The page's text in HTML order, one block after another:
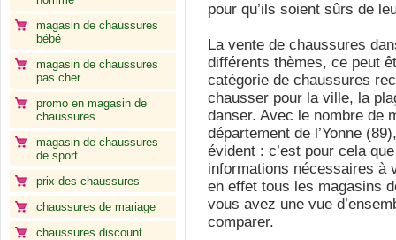
magasin de chaussures
bébé
magasin de chaussures
pas cher
promo en magasin de
chaussures
magasin de chaussures
de sport
prix des chaussures
chaussures de mariage
chaussures discount
pour qu’ils soient sûrs de
La vente de chaussures
différents thèmes, ce peut
catégorie de chaussures
chausser pour la ville, la
danser. Avec le nombre de
département de l’Yonne
évident : c’est pour cela
informations nécessaires à
en effet tous les magasins
vous avez une vue
comparer.